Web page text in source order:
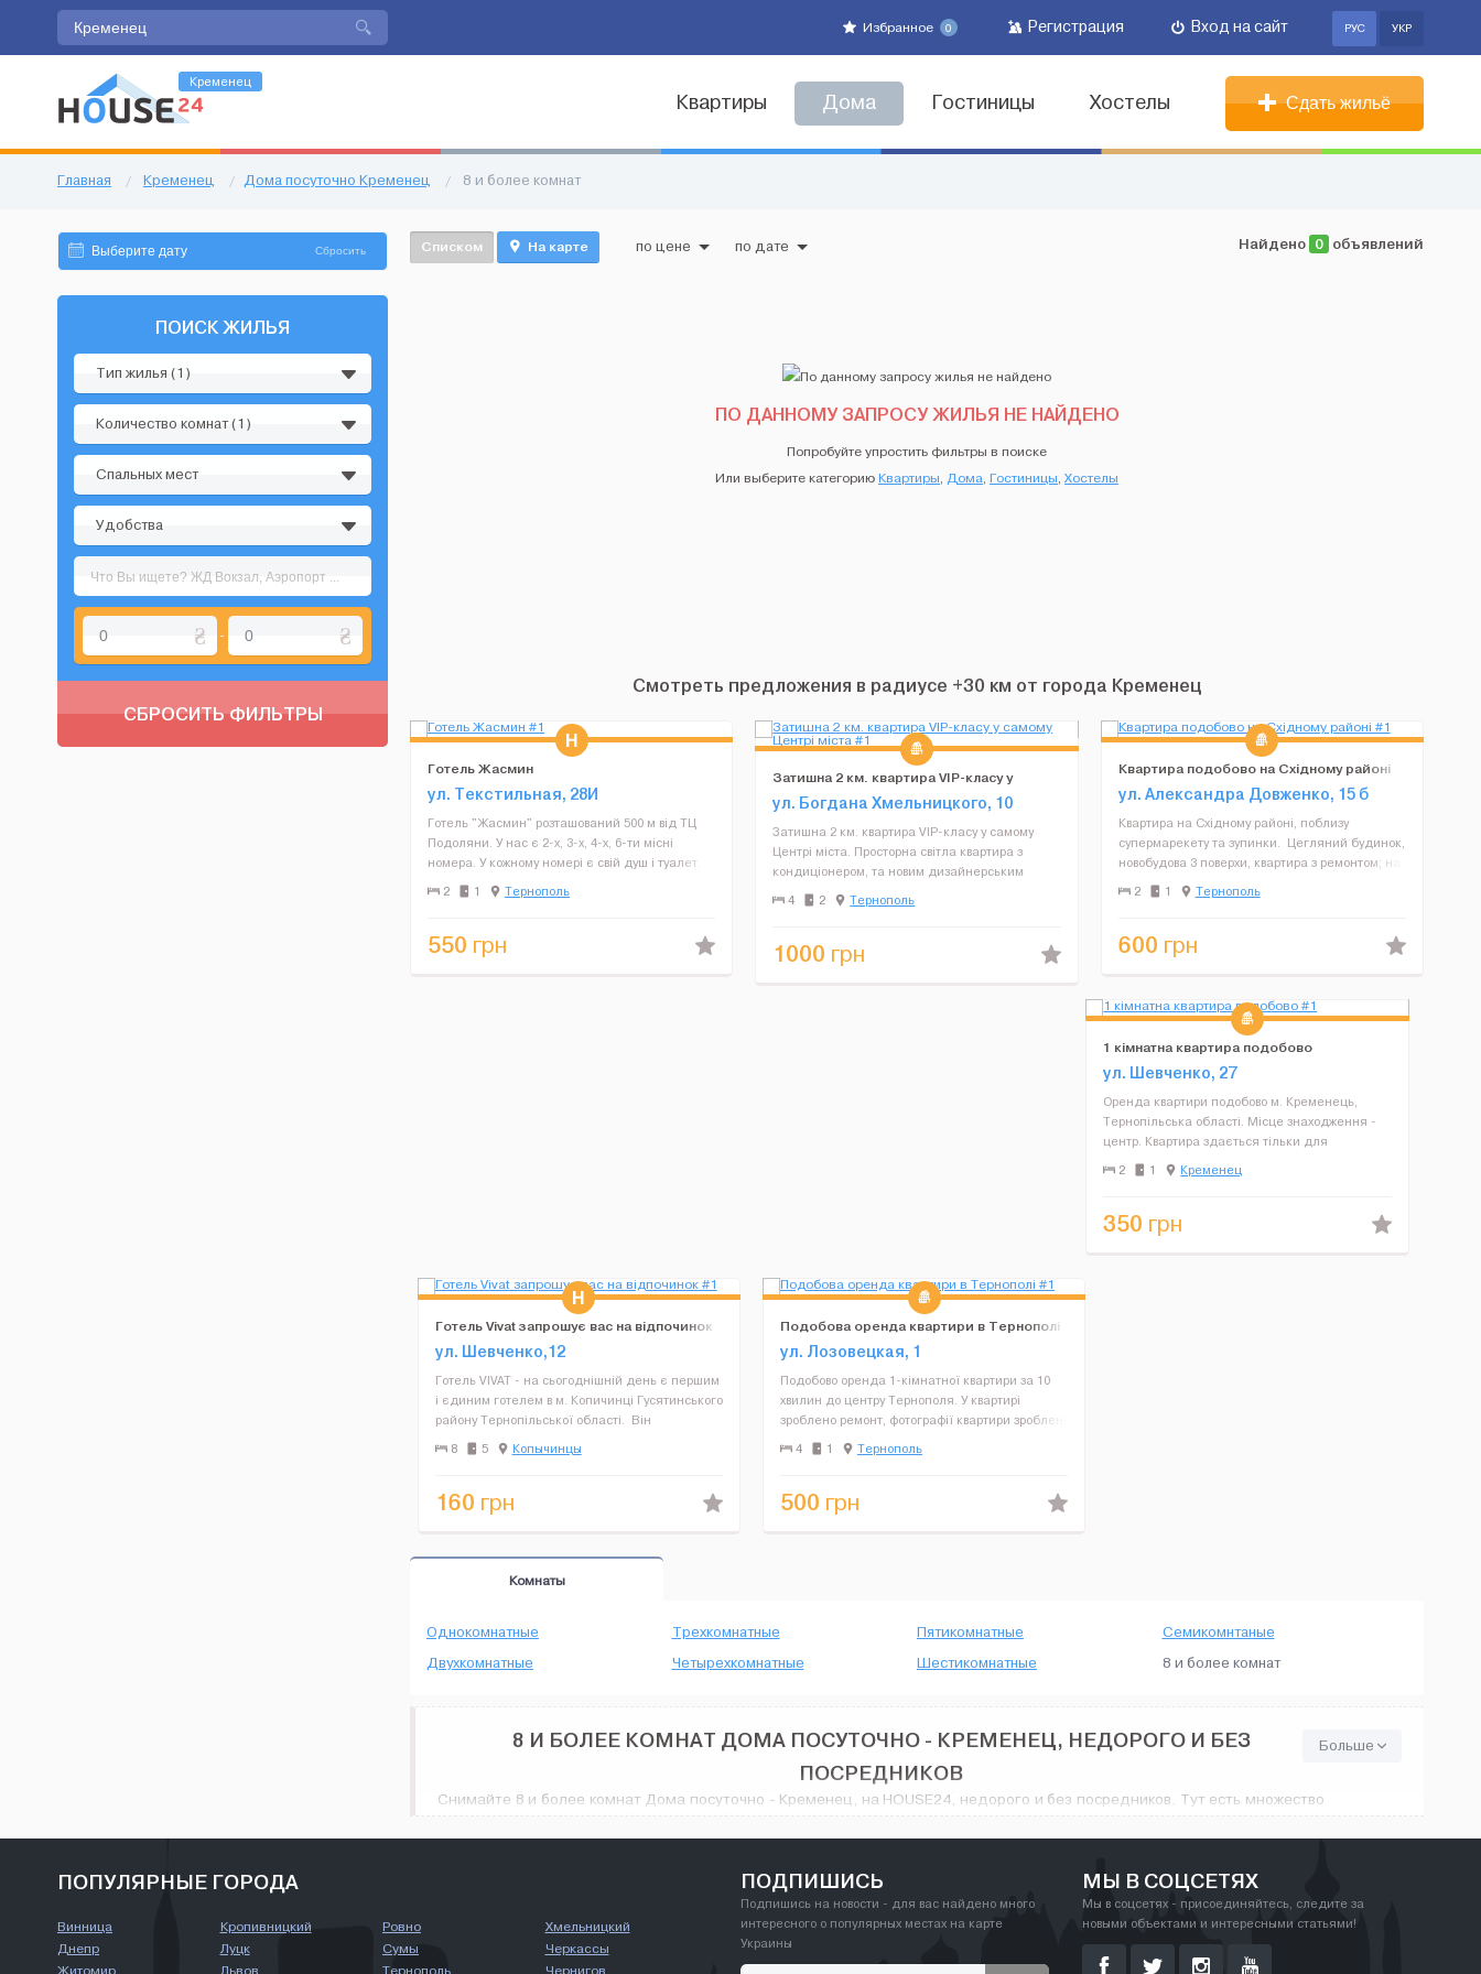
Избранное 0 Регистрация Вход на сайт РУС УКР
Кременец
Квартиры Дома Гостиницы Хостелы Сдать жильё
Главная / Кременец / Дома посуточно Кременец / 8 и более комнат
Сбросить
ПОИСК ЖИЛЬЯ
Тип жилья (1)
Количество комнат (1)
Спальных мест
Удобства
-
СБРОСИТЬ ФИЛЬТРЫ
Списком На карте по цене по дате Найдено 0 объявлений
ПО ДАННОМУ ЗАПРОСУ ЖИЛЬЯ НЕ НАЙДЕНО
Попробуйте упростить фильтры в поиске
Или выберите категориюКвартиры, Дома, Гостиницы, Хостелы
Смотреть предложения в радиусе +30 км от города Кременец
Готель Жасмин
ул. Текстильная, 28И
Готель "Жасмин" розташований 500 м від ТЦ
Подоляни. У нас є 2-х, 3-х, 4-х, 6-ти місні
номера. У кожному номері є свій душ і туалет.
На території готелю є безкоштовна парковка. У
готелі можна замовити сніданок, обід і
2 1 Тернополь
550 грн
Затишна 2 км. квартира VIP-класу у
самому Центрі міста
ул. Богдана Хмельницкого, 10
Затишна 2 км. квартира VIP-класу у самому
Центрі міста. Просторна світла квартира з
кондиціонером, та новим дизайнерським
ремонтом. Розташована біля центральної
площі міста. Дві окремі кімнати велике ліжко
4 2 Тернополь
1000 грн
Квартира подобово на Східному районі
ул. Александра Довженко, 15 б
Квартира на Східному районі, поблизу
супермарекету та зупинки. Цегляний будинок,
новобудова 3 поверхи, квартира з ремонтом; на
стінах фарбування, кахель; на підлозі паркет,
керамічна плитка; роздільний; в квартирі є
2 1 Тернополь
600 грн
1 кімнатна квартира подобово
ул. Шевченко, 27
Оренда квартири подобово м. Кременець,
Тернопільська області. Місце знаходження -
центр. Квартира здається тільки для
проживання. Є всі необхідні умови, євроремонт
побутова техніка, інтренет, гаряча вода,
2 1 Кременец
350 грн
Готель Vivat запрошує вас на відпочинок
ул. Шевченко,12
Готель VIVAT - на сьогоднішній день є першим
і єдиним готелем в м. Копичинці Гусятинського
району Тернопільської області. Він
розташований у центральній частині міста по
вул. Шевченка, 12. Готель займає 2 поверхи
8 5 Копычинцы
160 грн
Подобова оренда квартири в Тернополі
ул. Лозовецкая, 1
Подобово оренда 1-кімнатної квартири за 10
хвилин до центру Тернополя. У квартирі
зроблено ремонт, фотографії квартири зроблені
в квартирі, а не стягнуті з інтернету.У квартирі є
1 двоспальне ліжко та диван, телевізор
4 1 Тернополь
500 грн
Комнаты
Однокомнатные
Двухкомнатные
Трехкомнатные
Четырехкомнатные
Пятикомнатные
Шестикомнатные
Семикомнтаные
8 и более комнат
8 И БОЛЕЕ КОМНАТ ДОМА ПОСУТОЧНО - КРЕМЕНЕЦ, НЕДОРОГО И БЕЗ
ПОСРЕДНИКОВ
Снимайте 8 и более комнат Дома посуточно - Кременец, на HOUSE24, недорого и без посредников. Тут есть множество
современного VIP дизайна, количество предлагаемых вариантов вас порадует. На House24.com.ua найдутся любые 8 и
Больше
ПОПУЛЯРНЫЕ ГОРОДА
Винница
Днепр
Кропивницкий
Луцк
Ровно
Сумы
Хмельницкий
Черкассы
ПОДПИШИСЬ
Подпишись на новости - для вас найдено много
интересного о популярных местах на карте
Украины
МЫ В СОЦСЕТЯХ
Мы в соцсетях - присоединяйтесь, следите за
новыми объектами и интересными статьями!